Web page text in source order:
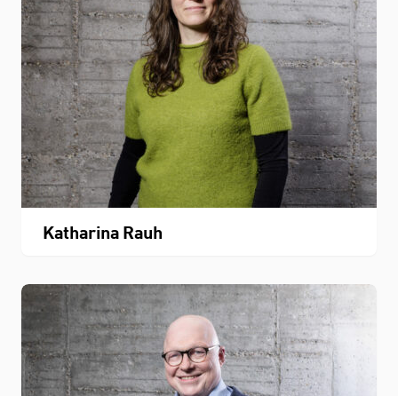
Katharina Rauh